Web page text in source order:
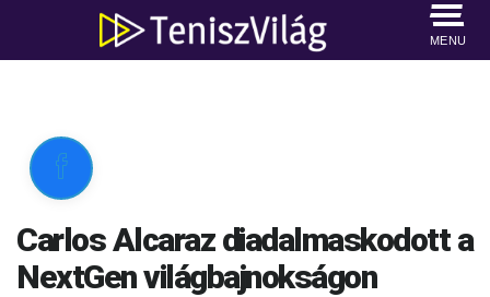
MENU

Carlos Alcaraz diadalmaskodott a
NextGen világbajnokságon